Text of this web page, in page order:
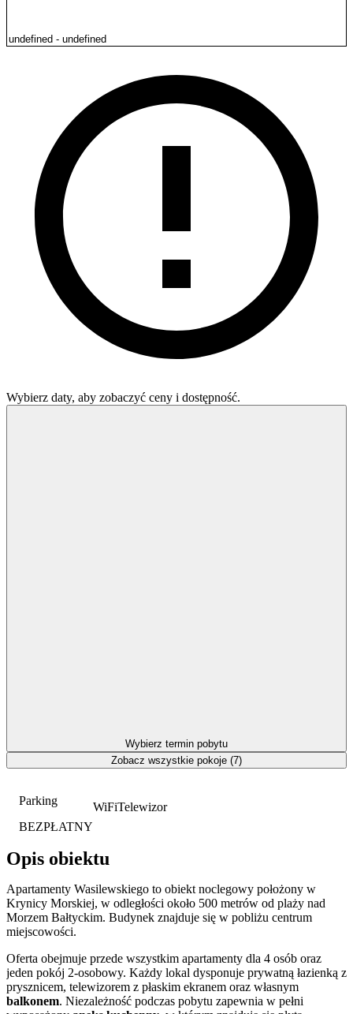
Parking
BEZPŁATNY
WiFiTelewizor
Opis obiektu
Apartamenty Wasilewskiego to obiekt noclegowy położony w
Krynicy Morskiej, w odległości około 500 metrów od plaży nad
Morzem Bałtyckim. Budynek znajduje się w pobliżu centrum
miejscowości.
Oferta obejmuje przede wszystkim apartamenty dla 4 osób oraz
jeden pokój 2-osobowy. Każdy lokal dysponuje prywatną łazienką z
prysznicem, telewizorem z płaskim ekranem oraz własnym
balkonem. Niezależność podczas pobytu zapewnia w pełni
Wybierz daty, aby zobaczyć ceny i dostępność.
Wybierz termin pobytu
Zobacz wszystkie pokoje (7)